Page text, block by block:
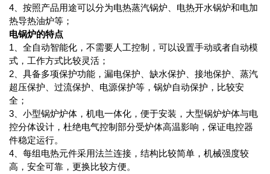
4、按照产品用途可以分为电热蒸汽锅炉、电热开水锅炉和电加
热导热油炉等；
电锅炉的特点
1、全自动智能化，不需要人工控制，可以设置手动或者自动模
式，工作方式比较灵活；
2、具备多项保护功能，漏电保护、缺水保护、接地保护、蒸汽
超压保护、过流保护、电源保护等，锅炉自动保护，比较安
全；
3、小型锅炉炉体，机电一体化，便于安装，大型锅炉炉体与电
控分体设计，杜绝电气控制部分受炉体高温影响，保证电控器
件稳定运行。
4、每组电热元件采用法兰连接，结构比较简单，机械强度较
高，安全可靠，更换比较方便。